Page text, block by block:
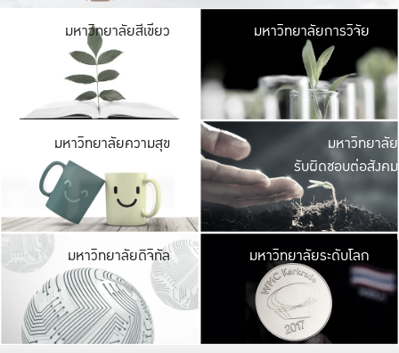
มหาวิทยาลัยสีเขียว มหาวิ
มีพื้นที่เขียวสดใส
เป็นป่าในเมือง เกษต
มหาวิทยาลัยการวิจัย
มหาวิทยาลัยความสุข มหาวิ
ค
เปิดประ
และพบเรื่องราวใ
มหาวิทยาลัย
รับผิดชอบต่อสังคม
มหาวิทยาลัยดิจิทัล มหาวิ
เปลี่ยนแปลง แล
เพื่อทำง
ระบบสารสนเทศ
มหาวิทยาลัยระดับโลก